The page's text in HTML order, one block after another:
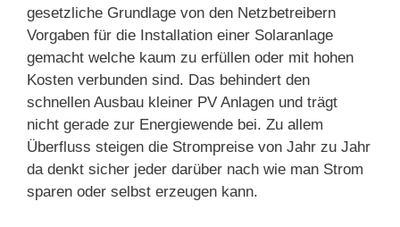
gesetzliche Grundlage von den Netzbetreibern
Vorgaben für die Installation einer Solaranlage
gemacht welche kaum zu erfüllen oder mit hohen
Kosten verbunden sind. Das behindert den
schnellen Ausbau kleiner PV Anlagen und trägt
nicht gerade zur Energiewende bei. Zu allem
Überfluss steigen die Strompreise von Jahr zu Jahr
da denkt sicher jeder darüber nach wie man Strom
sparen oder selbst erzeugen kann.